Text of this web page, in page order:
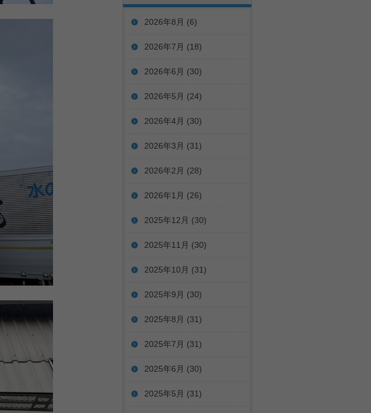
2026年8月 (6)
2026年7月 (18)
2026年6月 (30)
2026年5月 (24)
2026年4月 (30)
2026年3月 (31)
2026年2月 (28)
2026年1月 (26)
2025年12月 (30)
2025年11月 (30)
2025年10月 (31)
2025年9月 (30)
2025年8月 (31)
2025年7月 (31)
2025年6月 (30)
2025年5月 (31)